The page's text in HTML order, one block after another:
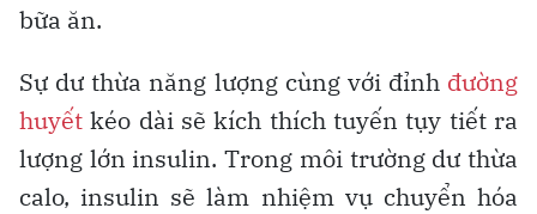
bữa ăn.
Sự dư thừa năng lượng cùng với đỉnh đường
huyết kéo dài sẽ kích thích tuyến tụy tiết ra
lượng lớn insulin. Trong môi trường dư thừa
calo, insulin sẽ làm nhiệm vụ chuyển hóa